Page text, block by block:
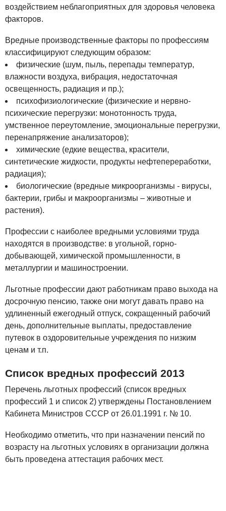
воздействием неблагоприятных для здоровья человека
факторов.
Вредные производственные факторы по профессиям
классифицируют следующим образом:
физические (шум, пыль, перепады температур,
влажности воздуха, вибрация, недостаточная
освещенность, радиация и пр.);
психофизиологические (физические и нервно-
психические перегрузки: монотонность труда,
умственное переутомление, эмоциональные перегрузки,
перенапряжение анализаторов);
химические (едкие вещества, красители,
синтетические жидкости, продукты нефтепереработки,
радиация);
биологические (вредные микроорганизмы - вирусы,
бактерии, грибы и макроорганизмы – животные и
растения).
Профессии с наиболее вредными условиями труда
находятся в производстве: в угольной, горно-
добывающей, химической промышленности, в
металлургии и машиностроении.
Льготные профессии дают работникам право выхода на
досрочную пенсию, также они могут давать право на
удлиненный ежегодный отпуск, сокращенный рабочий
день, дополнительные выплаты, предоставление
путевок в оздоровительные учреждения по низким
ценам и т.п.
Список вредных профессий 2013
Перечень льготных профессий (список вредных
профессий 1 и список 2) утверждены Постановлением
Кабинета Министров СССР от 26.01.1991 г. № 10.
Необходимо отметить, что при назначении пенсий по
возрасту на льготных условиях в организации должна
быть проведена аттестация рабочих мест.